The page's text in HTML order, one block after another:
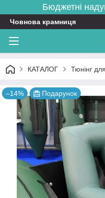
Бюджетні
Човнова крамниця
КАТАЛОГ Тюнінг
–14% Подарунок